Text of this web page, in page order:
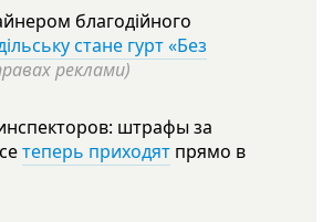
благодійного
стане гурт «Без
реклами)
штрафы за
теперь приходят прямо в